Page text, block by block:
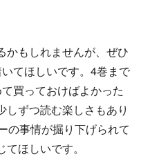
かもしれませんが、ぜひ
てほしいです。4巻まで
買っておけばよかった
しずつ読む楽しさもあり
の事情が掘り下げられて
ほしいです。